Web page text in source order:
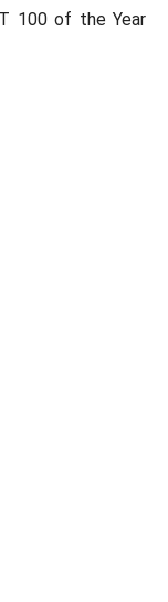
100 of the Year